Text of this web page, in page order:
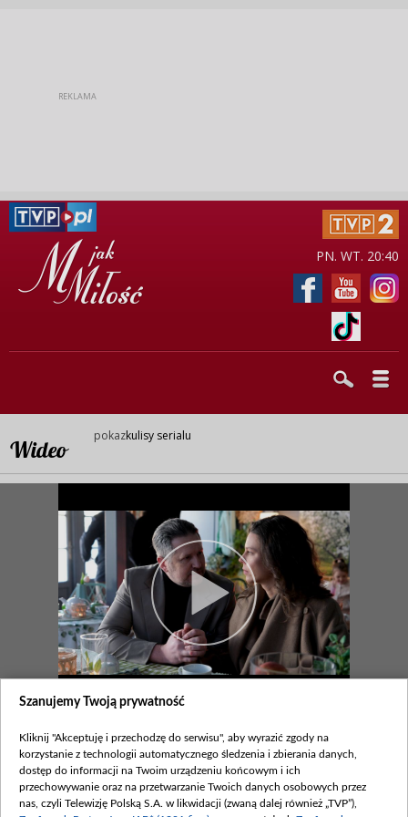
PN. WT. 20:40
Wideo
pokazkulisy serialu
legenda
Zapraszamy na kulisy serialu „M jak Miłość”!
Ostateczne starcie...
Szanujemy Twoją prywatność
Kliknij "Akceptuję i przechodzę do serwisu", aby wyrazić zgody na
korzystanie z technologii automatycznego śledzenia i zbierania danych,
dostęp do informacji na Twoim urządzeniu końcowym i ich
przechowywanie oraz na przetwarzanie Twoich danych osobowych przez
nas, czyli Telewizję Polską S.A. w likwidacji (zwaną dalej również „TVP”),